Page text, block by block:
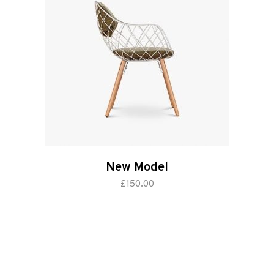
New Model
£150.00
add to cart